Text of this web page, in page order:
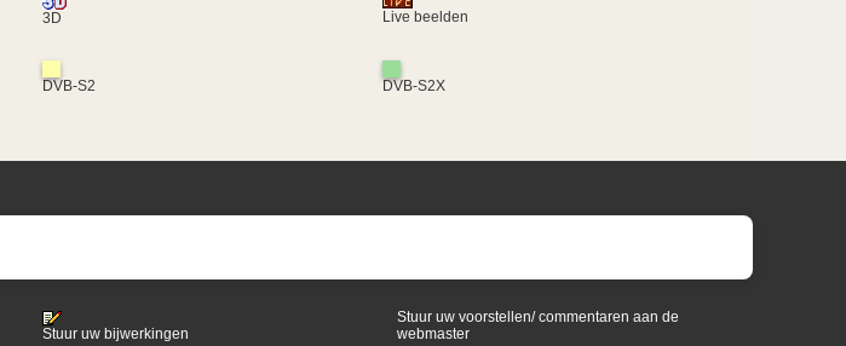
3D Live beelden
DVB-S2 DVB-S2X
Stuur uw bijwerkingen
Stuur uw voorstellen/ commentaren aan de
webmaster